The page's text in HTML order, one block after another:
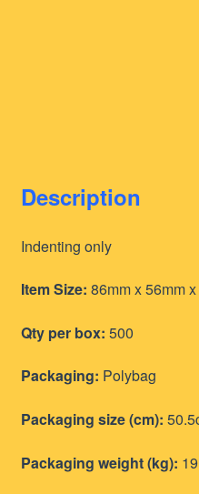
Description
Indenting only
Item Size: 86mm x 56mm
Qty per box: 500
Packaging: Polybag
Packaging size (cm):
Packaging weight (kg):